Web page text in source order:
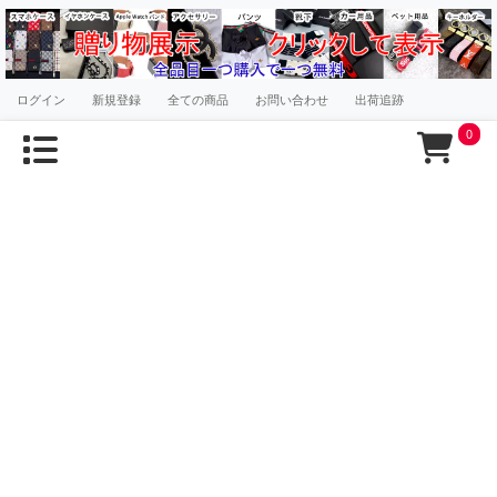
ログイン 新規登録 全ての商品 お問い合わせ 出荷追跡
0